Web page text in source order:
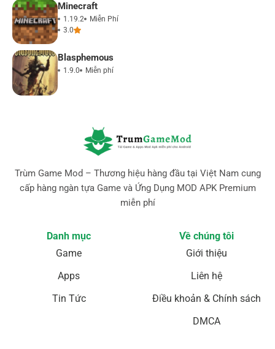
Minecraft
1.19.2
Miễn Phí
3.0
Blasphemous
1.9.0 Miễn phí
Trùm Game Mod – Thương hiệu hàng đầu tại Việt Nam cung
cấp hàng ngàn tựa Game và Ứng Dụng MOD APK Premium
miễn phí
Danh mục
Game
Apps
Tin Tức
Về chúng tôi
Giới thiệu
Liên hệ
Điều khoản & Chính sách
DMCA